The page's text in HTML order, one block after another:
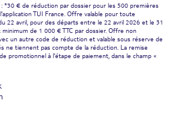
: *30 € de réduction par dossier pour les 500 premières
TUI France. Offre valable pour toute
22 avril, pour des départs entre le 22 avril 2026 et le 31
de 1 000 € TTC par dossier. Offre non
un autre code de réduction et valable sous réserve de
ne tiennent pas compte de la réduction. La remise
promotionnel à l'étape de paiement, dans le champ «